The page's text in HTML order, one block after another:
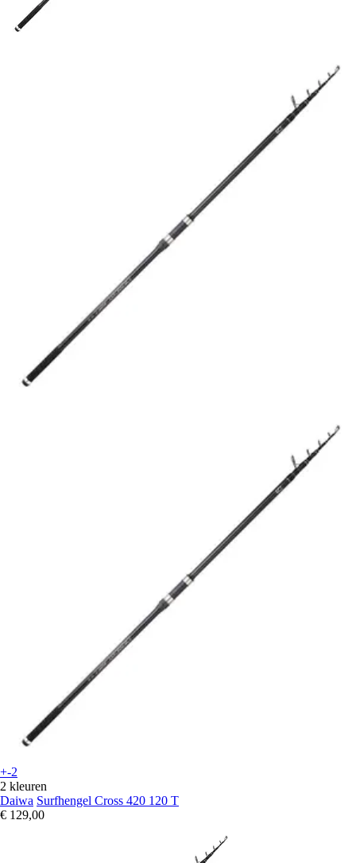
+-2
2 kleuren
Daiwa Surfhengel Cross 420 120 T
€ 129,00